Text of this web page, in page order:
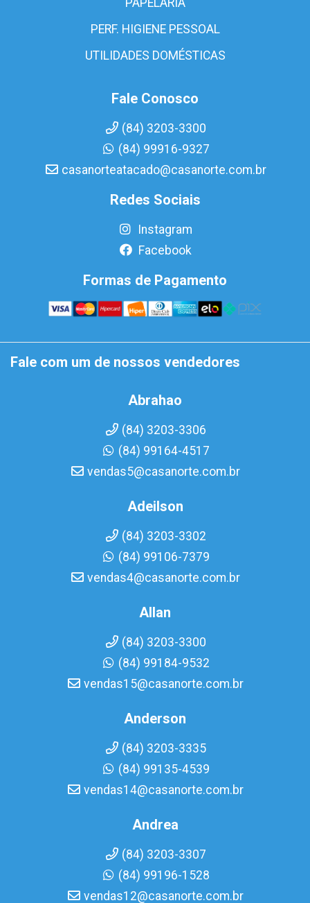
PAPELARIA
PERF. HIGIENE PESSOAL
UTILIDADES DOMÉSTICAS
Fale Conosco
(84) 3203-3300
(84) 99916-9327
casanorteatacado@casanorte.com.br
Redes Sociais
Instagram
Facebook
Formas de Pagamento
Fale com um de nossos vendedores
Abrahao
(84) 3203-3306
(84) 99164-4517
vendas5@casanorte.com.br
Adeilson
(84) 3203-3302
(84) 99106-7379
vendas4@casanorte.com.br
Allan
(84) 3203-3300
(84) 99184-9532
vendas15@casanorte.com.br
Anderson
(84) 3203-3335
(84) 99135-4539
vendas14@casanorte.com.br
Andrea
(84) 3203-3307
(84) 99196-1528
vendas12@casanorte.com.br